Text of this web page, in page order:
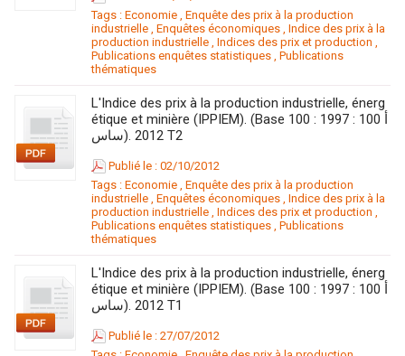
Tags : Economie , Enquête des prix à la production
industrielle , Enquêtes économiques , Indice des prix à la
production industrielle , Indices des prix et production ,
Publications enquêtes statistiques , Publications
thématiques
L'Indice des prix à la production industrielle, énerg
étique et minière (IPPIEM). (Base 100 : 1997 : 100 أ
ساس). 2012 T2
Publié le : 02/10/2012
Tags : Economie , Enquête des prix à la production
industrielle , Enquêtes économiques , Indice des prix à la
production industrielle , Indices des prix et production ,
Publications enquêtes statistiques , Publications
thématiques
L'Indice des prix à la production industrielle, énerg
étique et minière (IPPIEM). (Base 100 : 1997 : 100 أ
ساس). 2012 T1
Publié le : 27/07/2012